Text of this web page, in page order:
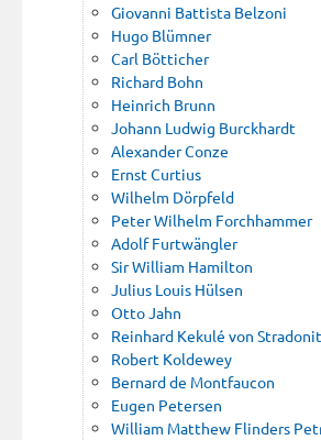
Giovanni Battista Belzoni
Hugo Blümner
Carl Bötticher
Richard Bohn
Heinrich Brunn
Johann Ludwig Burckhardt
Alexander Conze
Ernst Curtius
Wilhelm Dörpfeld
Peter Wilhelm Forchhammer
Adolf Furtwängler
Sir William Hamilton
Julius Louis Hülsen
Otto Jahn
Reinhard Kekulé von
Robert Koldewey
Bernard de Montfaucon
Eugen Petersen
William Matthew Flinders